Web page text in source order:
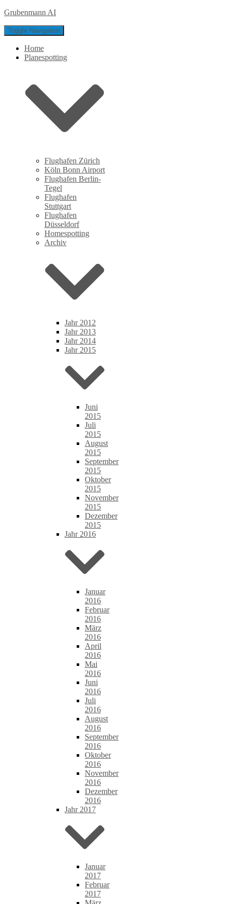
Grubenmann AI
Toggle Navigation
Home
Planespotting
Flughafen Zürich
Köln Bonn Airport
Flughafen Berlin-
Tegel
Flughafen
Stuttgart
Flughafen
Düsseldorf
Homespotting
Archiv
Jahr 2012
Jahr 2013
Jahr 2014
Jahr 2015
Juni
2015
Juli
2015
August
2015
September
2015
Oktober
2015
November
2015
Dezember
2015
Jahr 2016
Januar
2016
Februar
2016
März
2016
April
2016
Mai
2016
Juni
2016
Juli
2016
August
2016
September
2016
Oktober
2016
November
2016
Dezember
2016
Jahr 2017
Januar
2017
Februar
2017